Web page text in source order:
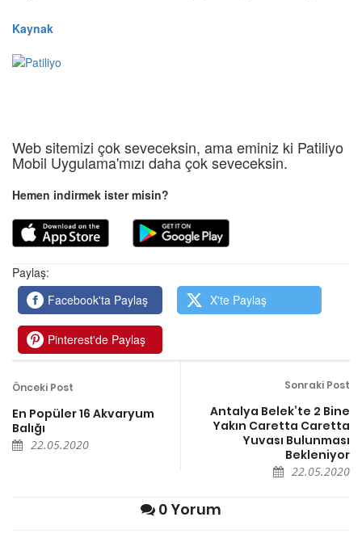
Kaynak
Web sitemizi çok seveceksin, ama eminiz ki Patiliyo
Mobil Uygulama'mızı daha çok seveceksin.
Hemen indirmek ister misin?
Paylaş:
Facebook'ta Paylaş
X'te Paylaş
Pinterest'de Paylaş
Önceki Post
En Popüler 16 Akvaryum
Balığı
22.05.2020
Sonraki Post
Antalya Belek’te 2 Bine
Yakın Caretta Caretta
Yuvası Bulunması
Bekleniyor
22.05.2020
0 Yorum